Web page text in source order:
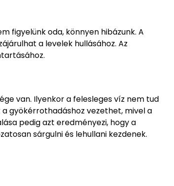
figyelünk oda, könnyen hibázunk. A
a levelek hullásához. Az
van. Ilyenkor a felesleges víz nem tud
gyökérrothadáshoz vezethet, mivel a
pedig azt eredményezi, hogy a
sárgulni és lehullani kezdenek.